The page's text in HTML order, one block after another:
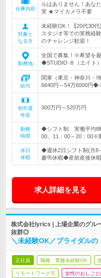
仕事内容
ルはありません！あな
実 ★マイカメラ不要
対象と
なる方
未経験OK！【20代30
スタジオ等での実務経
のチャレンジ歓迎！
勤務地
全国で募集！※希望を最
◆STUDIO ８（エイト
給与
関東（東京・神奈川・
6640円～54万6000円◆
初年度
年収
300万円～520万円
勤務
時間
◆シフト制 実働平均8
00、11：00～20：00※
休日
休暇
◆週休2日シフト制(月
慶弔休暇◆産前産後休
求人詳細を見る
株式会社lyrics | 上場企業のグル
抜群◎
＼未経験OK／ブライダル
正社員 職種・業種未経験OK
リモートワーク可 女性のおしごと